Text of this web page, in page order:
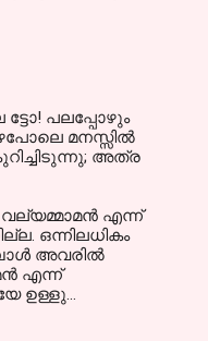
പലപ്പോഴും
മനസ്സില്‍
അത്ര
എന്ന്
ഒന്നിലധികം
അവരില്‍
എന്ന്
ഉള്ളു...